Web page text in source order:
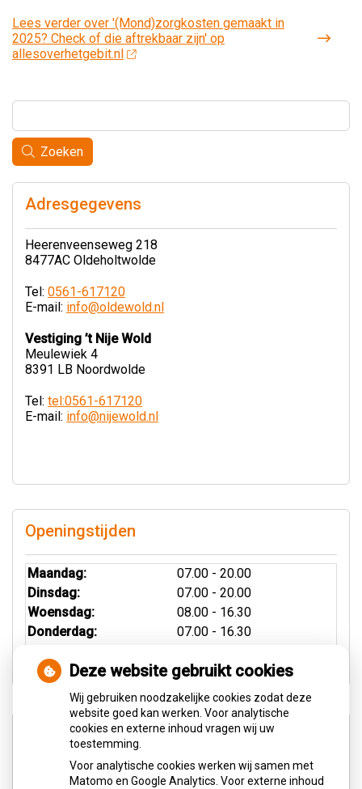
Lees verder over '(Mond)zorgkosten gemaakt in
2025? Check of die aftrekbaar zijn' op
allesoverhetgebit.nl
Zoeken
Adresgegevens
Heerenveenseweg 218
8477AC Oldeholtwolde
Tel: 0561-617120
E-mail: info@oldewold.nl
Vestiging ’t Nije Wold
Meulewiek 4
8391 LB Noordwolde
Tel: tel:0561-617120
E-mail: info@nijewold.nl
Openingstijden
Maandag:
07.00 - 20.00
Dinsdag:
07.00 - 20.00
Woensdag:
08.00 - 16.30
Donderdag:
07.00 - 16.30
Aangesloten bij:
Deze website gebruikt cookies
Wij gebruiken noodzakelijke cookies zodat deze
website goed kan werken. Voor analytische
cookies en externe inhoud vragen wij uw
toestemming.
Voor analytische cookies werken wij samen met
Matomo en Google Analytics. Voor externe inhoud